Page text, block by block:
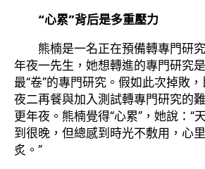
“心累”背后是多重壓力
熊楠是一名正在預備轉專門研
年夜一先生，她想轉進的專門研究
最“卷”的專門研究。假如此次掉敗
夜二再餐與加入測試轉專門研究的
更年夜。熊楠覺得“心累”，她說：“
到很晚，但總感到時光不敷用，心
炙。”